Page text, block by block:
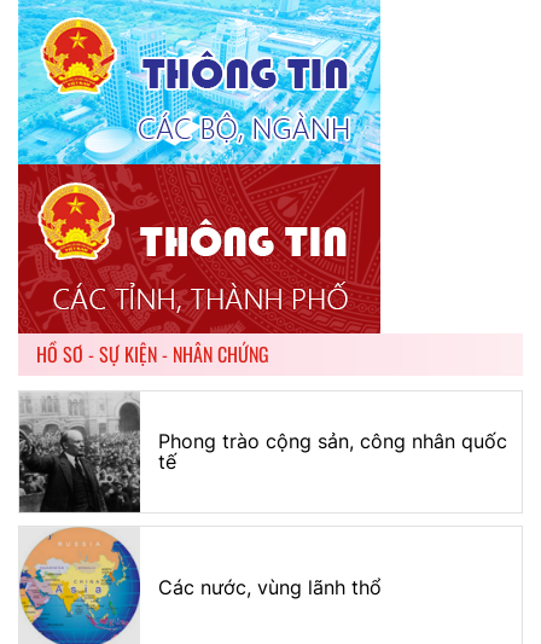
HỒ SƠ - SỰ KIỆN - NHÂN CHỨNG
Phong trào cộng sản, công nhân quốc
tế
Các nước, vùng lãnh thổ